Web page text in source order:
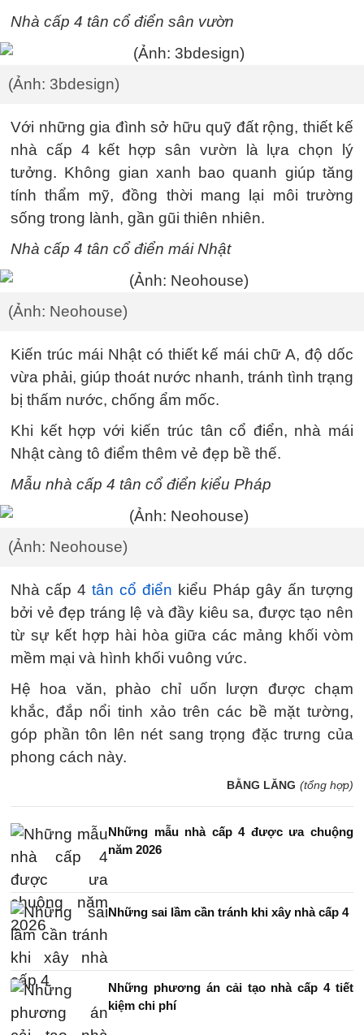
Nhà cấp 4 tân cổ điển sân vườn
(Ảnh: 3bdesign)
Với những gia đình sở hữu quỹ đất rộng, thiết kế
nhà cấp 4 kết hợp sân vườn là lựa chọn lý
tưởng. Không gian xanh bao quanh giúp tăng
tính thẩm mỹ, đồng thời mang lại môi trường
sống trong lành, gần gũi thiên nhiên.
Nhà cấp 4 tân cổ điển mái Nhật
(Ảnh: Neohouse)
Kiến trúc mái Nhật có thiết kế mái chữ A, độ dốc
vừa phải, giúp thoát nước nhanh, tránh tình trạng
bị thấm nước, chống ẩm mốc.
Khi kết hợp với kiến trúc tân cổ điển, nhà mái
Nhật càng tô điểm thêm vẻ đẹp bề thế.
Mẫu nhà cấp 4 tân cổ điển kiểu Pháp
(Ảnh: Neohouse)
Nhà cấp 4 tân cổ điển kiểu Pháp gây ấn tượng
bởi vẻ đẹp tráng lệ và đầy kiêu sa, được tạo nên
từ sự kết hợp hài hòa giữa các mảng khối vòm
mềm mại và hình khối vuông vức.
Hệ hoa văn, phào chỉ uốn lượn được chạm
khắc, đắp nổi tinh xảo trên các bề mặt tường,
góp phần tôn lên nét sang trọng đặc trưng của
phong cách này.
BẰNG LĂNG (tổng hợp)
Những mẫu nhà cấp 4 được ưa chuộng
năm 2026
Những sai lầm cần tránh khi xây nhà cấp 4
Những phương án cải tạo nhà cấp 4 tiết
kiệm chi phí